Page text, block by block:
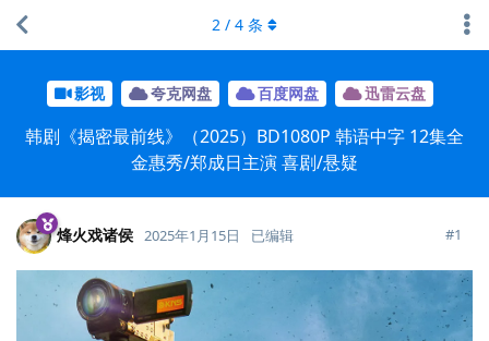
影视 夸克网盘 百度网盘 迅雷云盘
韩剧《揭密最前线》（2025）BD1080P 韩语中字 12集全
金惠秀/郑成日主演 喜剧/悬疑
2 / 4 条
烽火戏诸侯 2025年1月15日 已编辑 #1